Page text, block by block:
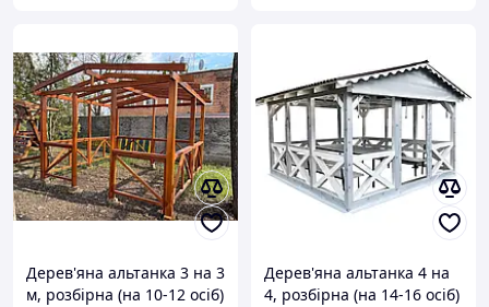
Дерев'яна альтанка 3 на 3
м, розбірна (на 10-12 осіб)
Дерев'яна альтанка 4 на
4, розбірна (на 14-16 осіб)